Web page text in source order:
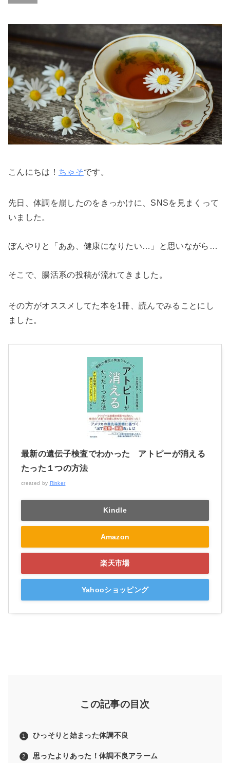
こんにちは！ ちゃそです。
先日、体調を崩したのをきっかけに、SNSを見まくって
いました。
ぼんやりと「ああ、健康になりたい…」と思いながら…
そこで、腸活系の投稿が流れてきました。
その方がオススメしてた本を1冊、読んでみることにし
ました。
最新の遺伝子検査でわかった アトピーが消える
たった１つの方法
created by Rinker
Kindle
Amazon
楽天市場
Yahooショッピング
この記事の目次
ひっそりと始まった体調不良
思ったよりあった！体調不良アラーム